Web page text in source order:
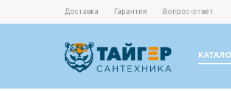
Доставка Гарантия Вопрос-ответ